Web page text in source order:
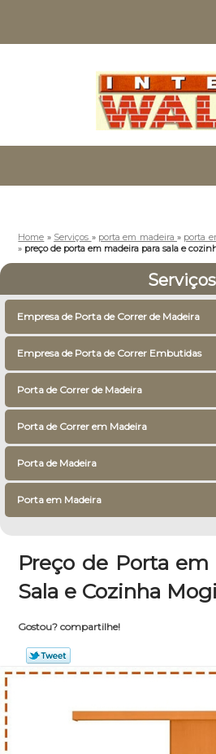
Home » Serviços » porta em madeira» porta
» preço de porta em madeira para sala e
Serviços
Empresa de Porta de Correr de Madeira
Empresa de Porta de Correr Embutidas
Porta de Correr de Madeira
Porta de Correr em Madeira
Porta de Madeira
Porta em Madeira
Preço de Porta em
Sala e Cozinha
Gostou? compartilhe!